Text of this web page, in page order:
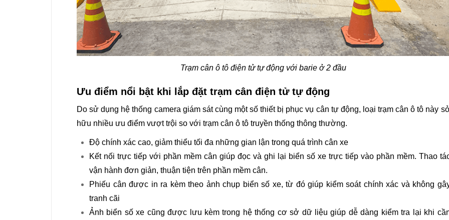
Trạm cân ô tô điện tử tự động với barie ở 2 đầu
Ưu điểm nổi bật khi lắp đặt trạm cân điện tử tự động
Do sử dụng hệ thống camera giám sát cùng một số thiết bị phục vụ cân tự động, loại trạm cân ô tô này
hữu nhiều ưu điểm vượt trội so với trạm cân ô tô truyền thống thông thường.
Độ chính xác cao, giảm thiểu tối đa những gian lận trong quá trình cân xe
Kết nối trực tiếp với phần mềm cân giúp đọc và ghi lại biển số xe trực tiếp vào phần mềm. Thao
vận hành đơn giản, thuận tiện trên phần mềm cân.
Phiếu cân được in ra kèm theo ảnh chụp biển số xe, từ đó giúp kiểm soát chính xác và không
tranh cãi
Ảnh biển số xe cũng được lưu kèm trong hệ thống cơ sở dữ liệu giúp dễ dàng kiểm tra lại khi